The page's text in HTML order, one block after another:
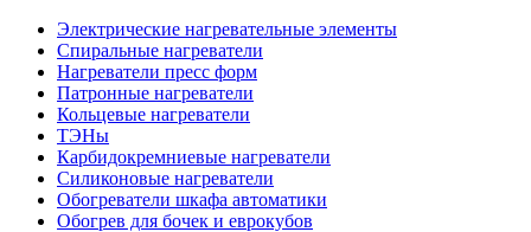
Электрические нагревательные элементы
Спиральные нагреватели
Нагреватели пресс форм
Патронные нагреватели
Кольцевые нагреватели
ТЭНы
Карбидокремниевые нагреватели
Силиконовые нагреватели
Обогреватели шкафа автоматики
Обогрев для бочек и еврокубов